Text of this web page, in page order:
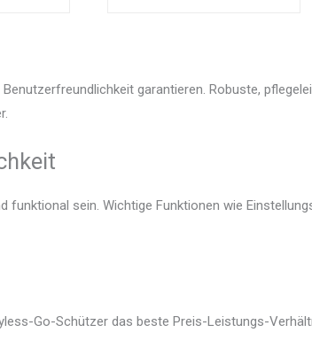
garantieren. Robuste,
funktional sein. Wichtige Funktionen wie
Go-Schützer das beste Preis-Leistungs-